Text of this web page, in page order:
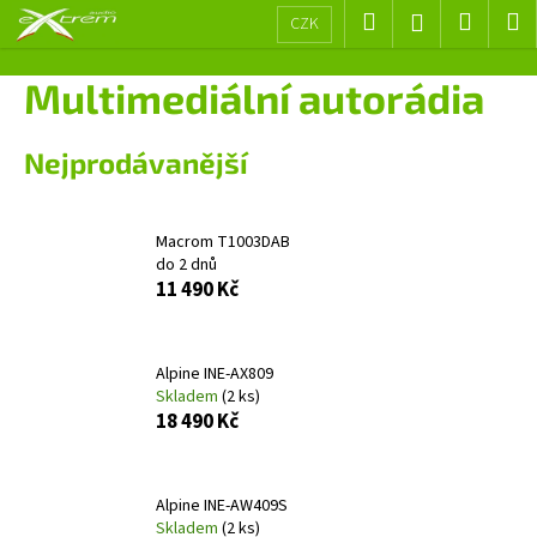
Přejít
CZK Hledat Přihlášení
košík
Multimediální autorádia
Nejprodávanější
Macrom T1003DAB
do 2 dnů
11 490 Kč
Alpine INE-AX809
Skladem (2 ks)
18 490 Kč
Alpine INE-AW409S
Skladem (2 ks)
š
o